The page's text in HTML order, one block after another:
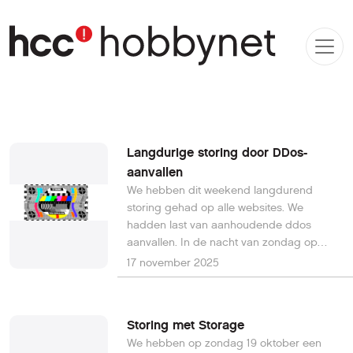
Langdurige storing door DDos-
aanvallen
We hebben dit weekend langdurend
storing gehad op alle websites. We
hadden last van aanhoudende ddos
aanvallen. In de nacht van zondag op
maandag hebben we acties ondernomen
waaronder het herstarten van alle
geweest met zoeken naar de bekende
speld in de hooiberg. Tijdens het
17 november 2025
Storing met Storage
We hebben op zondag 19 oktober een